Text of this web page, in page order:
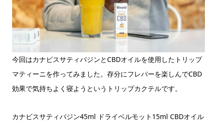
今回はカナビスサティバジンとCBDオイルを使用したトリップ
マティーニを作ってみました。存分にフレバーを楽しんでCBD
効果で気持ちよく寝ようというトリップカクテルです。
カナビスサティバジン45ml ドライベルモット15ml CBDオイル